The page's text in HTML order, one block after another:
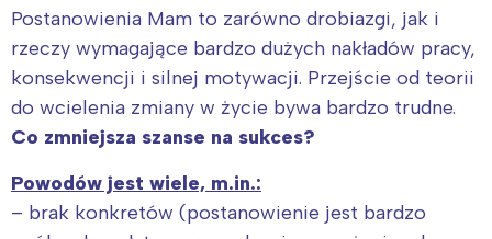
Postanowienia Mam to zarówno drobiazgi, jak i
rzeczy wymagające bardzo dużych nakładów pracy,
konsekwencji i silnej motywacji. Przejście od teorii
do wcielenia zmiany w życie bywa bardzo trudne.
Co zmniejsza szanse na sukces?
Powodów jest wiele, m.in.:
– brak konkretów (postanowienie jest bardzo